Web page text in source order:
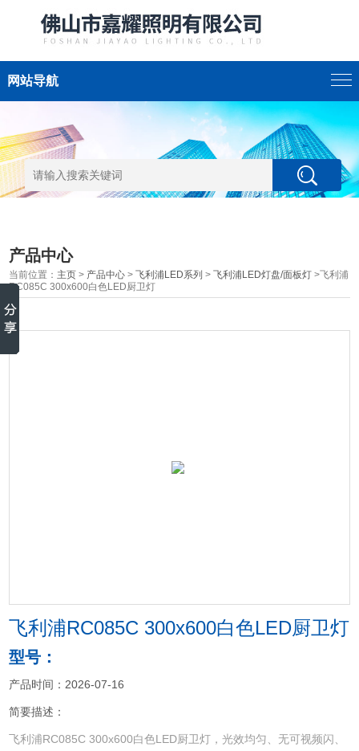
网站导航
产品中心
当前位置： 主页 > 产品中心 >飞利浦LED系列 >飞利浦LED灯盘/面板灯 >飞利浦
RC085C 300x600白色LED厨卫灯
飞利浦RC085C 300x600白色LED厨卫灯
型号：
产品时间：2026-07-16
简要描述：
飞利浦RC085C 300x600白色LED厨卫灯，光效均匀、无可视频闪、